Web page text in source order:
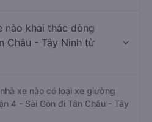
nào khai thác dòng
Châu - Tây Ninh từ
xe nào có loại xe giường
4 - Sài Gòn đi Tân Châu - Tây